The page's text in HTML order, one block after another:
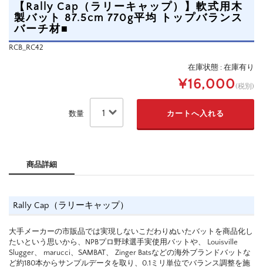
【Rally Cap（ラリーキャップ）】軟式用木
製バット 87.5cm 770g平均 トップバランス
バーチ材■
RCB_RC42
在庫状態 : 在庫有り
¥16,000(税別)
数量
商品詳細
Rally Cap（ラリーキャップ）
大手メーカーの市販品では実現しないこだわりぬいたバットを商品化し
たいという思いから、NPBプロ野球選手実使用バットや、 Louisville
Slugger、 marucci、SAMBAT、 Zinger Batsなどの海外ブランドバットな
ど約180本からサンプルデータを取り、0.1ミリ単位でバランス調整を施